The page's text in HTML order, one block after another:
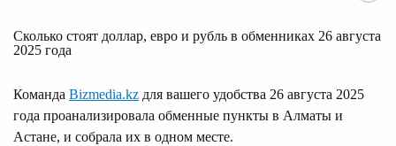
Сколько стоят доллар, евро и рубль в обменниках 26 августа
2025 года
Команда Bizmedia.kz для вашего удобства 26 августа 2025
года проанализировала обменные пункты в Алматы и
Астане, и собрала их в одном месте.